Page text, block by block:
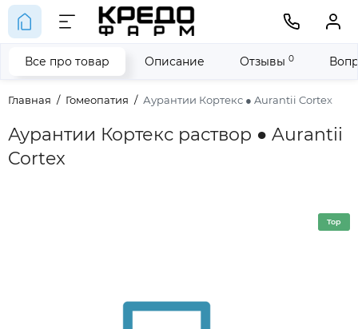
Главная Гомеопатия Аурантии Кортекс ● Aurantii Cortex
Аурантии Кортекс раствор ● Aurantii
Cortex
Все про товар Описание Отзывы 0
Top